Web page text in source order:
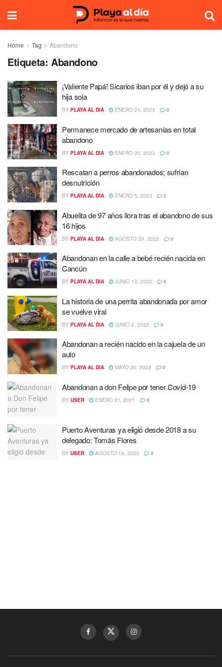
Home Tag Abandono
Etiqueta: Abandono
¡Valiente Papá! Sicarios iban por él y dejó a su
hija sola
BY PLAYA AL DIA ENERO 24, 2023 0
Permanece mercado de artesanías en total
abandono
BY PLAYA AL DIA ENERO 20, 2023 0
Rescatan a perros abandonados; sufrían
desnutrición
BY PLAYA AL DIA ENERO 5, 2023 0
Abuelita de 97 años llora tras el abandono de sus
16 hijos
BY PLAYA AL DIA AGOSTO 20, 2022 0
Abandonan en la calle a bebé recién nacida en
Cancún
BY PLAYA AL DIA JUNIO 13, 2022 0
La historia de una perrita abandonada por amor
se vuelve viral
BY PLAYA AL DIA JUNIO 2, 2022 0
Abandonan a recién nacido en la cajuela de un
auto
BY PLAYA AL DIA MAYO 20, 2022 0
Abandonan a don Felipe por tener Covid-19
BY USER ENERO 21, 2021 0
Puerto Aventuras ya eligió desde 2018 a su
delegado: Tomás Flores
BY USER AGOSTO 19, 2020 0